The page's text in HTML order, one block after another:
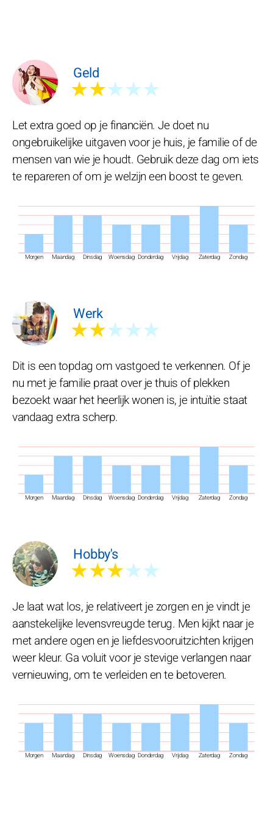
Geld
★★★★★
Morgen Maandag Dinsdag Woensdag Donderdag Vrijdag Zaterdag Zondag
Let extra goed op je financiën. Je doet nu
ongebruikelijke uitgaven voor je huis, je familie of de
mensen van wie je houdt. Gebruik deze dag om iets
te repareren of om je welzijn een boost te geven.
Werk
★★★★★
Morgen Maandag Dinsdag Woensdag Donderdag Vrijdag Zaterdag Zondag
Dit is een topdag om vastgoed te verkennen. Of je
nu met je familie praat over je thuis of plekken
bezoekt waar het heerlijk wonen is, je intuïtie staat
vandaag extra scherp.
Hobby's
★★★★★
Morgen Maandag Dinsdag Woensdag Donderdag Vrijdag Zaterdag Zondag
Je laat wat los, je relativeert je zorgen en je vindt je
aanstekelijke levensvreugde terug. Men kijkt naar je
met andere ogen en je liefdesvooruitzichten krijgen
weer kleur. Ga voluit voor je stevige verlangen naar
vernieuwing, om te verleiden en te betoveren.